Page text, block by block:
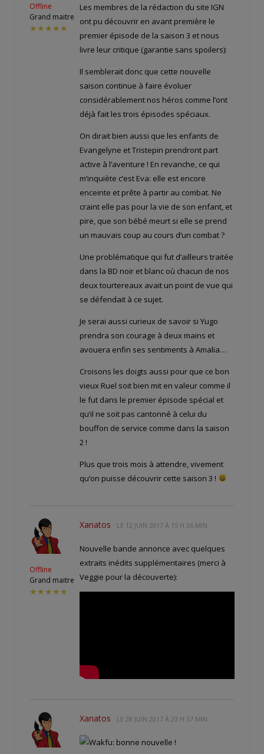
Offline
Grand maitre
★★★★★
Les membres de la rédaction du site IGN
ont pu découvrir en avant première le
premier épisode de la saison 3 et nous
livre leur critique (garantie sans spoilers):
Il semblerait donc que cette nouvelle
saison continue à faire évoluer
considérablement nos héros comme l’ont
déjà fait les trois épisodes spéciaux.
On dirait bien aussi que les enfants de
Evangelyne et Tristepin prendront part
active à l’aventure ! En revanche, ce qui
m’inquiète c’est Eva: elle est encore
enceinte et prête à partir au combat. Ne
craint elle pas pour la vie de son enfant, et
pire, que son bébé meurt si elle se prend
un mauvais coup au cours d’un combat ?
Une problématique qui fut d’ailleurs traitée
dans la BD noir et blanc où chacun de nos
deux tourtereaux avait un point de vue qui
se défendait à ce sujet.
Je serai aussi curieux de savoir si Yugo
prendra son courage à deux mains et
avouera enfin ses sentiments à Amalia…
Croisons les doigts aussi pour que ce bon
vieux Ruel soit bien mit en valeur comme il
le fut dans le premier épisode spécial et
qu’il ne soit pas cantonné à celui du
bouffon de service comme dans la saison
2 !
Plus que trois mois à attendre, vivement
qu’on puisse découvrir cette saison 3 !
Offline
Grand maitre
★★★★★
Xanatos LE 12 JUIN 2017 À 15 H 36 MIN
Nouvelle bande annonce avec quelques
extraits inédits supplémentaires (merci à
Veggie pour la découverte):
Xanatos LE 28 JUIN 2017 À 23 H 57 MIN